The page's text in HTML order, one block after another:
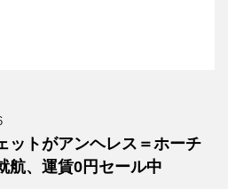
ットがアンヘレス＝ホーチ
航、運賃0円セール中